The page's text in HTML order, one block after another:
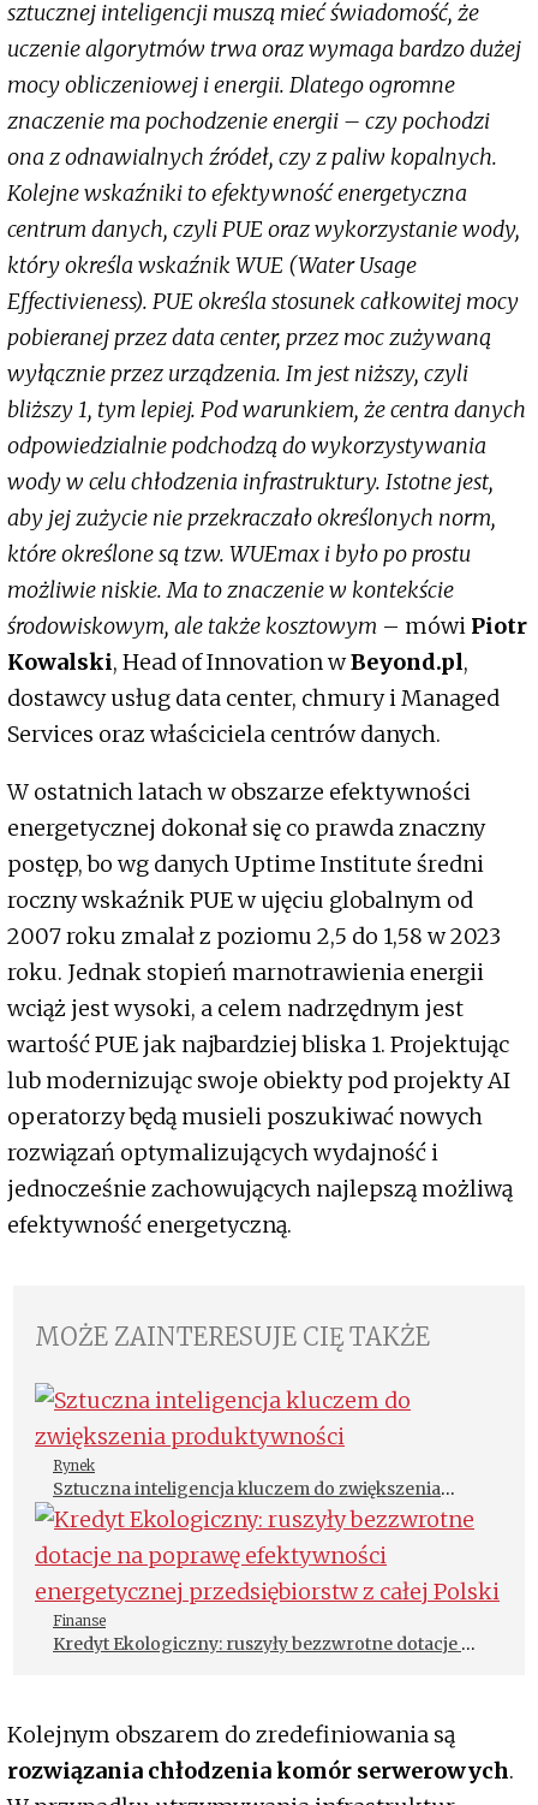
sztucznej inteligencji muszą mieć świadomość, że
uczenie algorytmów trwa oraz wymaga bardzo dużej
mocy obliczeniowej i energii. Dlatego ogromne
znaczenie ma pochodzenie energii – czy pochodzi
ona z odnawialnych źródeł, czy z paliw kopalnych.
Kolejne wskaźniki to efektywność energetyczna
centrum danych, czyli PUE oraz wykorzystanie wody,
który określa wskaźnik WUE (Water Usage
Effectivieness). PUE określa stosunek całkowitej mocy
pobieranej przez data center, przez moc zużywaną
wyłącznie przez urządzenia. Im jest niższy, czyli
bliższy 1, tym lepiej. Pod warunkiem, że centra danych
odpowiedzialnie podchodzą do wykorzystywania
wody w celu chłodzenia infrastruktury. Istotne jest,
aby jej zużycie nie przekraczało określonych norm,
które określone są tzw. WUEmax i było po prostu
możliwie niskie. Ma to znaczenie w kontekście
środowiskowym, ale także kosztowym – mówi Piotr
Kowalski, Head of Innovation wBeyond.pl,
dostawcy usług data center, chmury i Managed
Services oraz właściciela centrów danych.
W ostatnich latach w obszarze efektywności
energetycznej dokonał się co prawda znaczny
postęp, bo wg danych Uptime Institute średni
roczny wskaźnik PUE w ujęciu globalnym od
2007 roku zmalał z poziomu 2,5 do 1,58 w 2023
roku. Jednak stopień marnotrawienia energii
wciąż jest wysoki, a celem nadrzędnym jest
wartość PUE jak najbardziej bliska 1. Projektując
lub modernizując swoje obiekty pod projekty AI
operatorzy będą musieli poszukiwać nowych
rozwiązań optymalizujących wydajność i
jednocześnie zachowujących najlepszą możliwą
efektywność energetyczną.
MOŻE ZAINTERESUJE CIĘ TAKŻE
Rynek
Sztuczna inteligencja kluczem do zwiększenia
produktywności
Finanse
Kredyt Ekologiczny: ruszyły bezzwrotne dotacje na
Kolejnym obszarem do zredefiniowania są
rozwiązania chłodzenia komór serwerowych.